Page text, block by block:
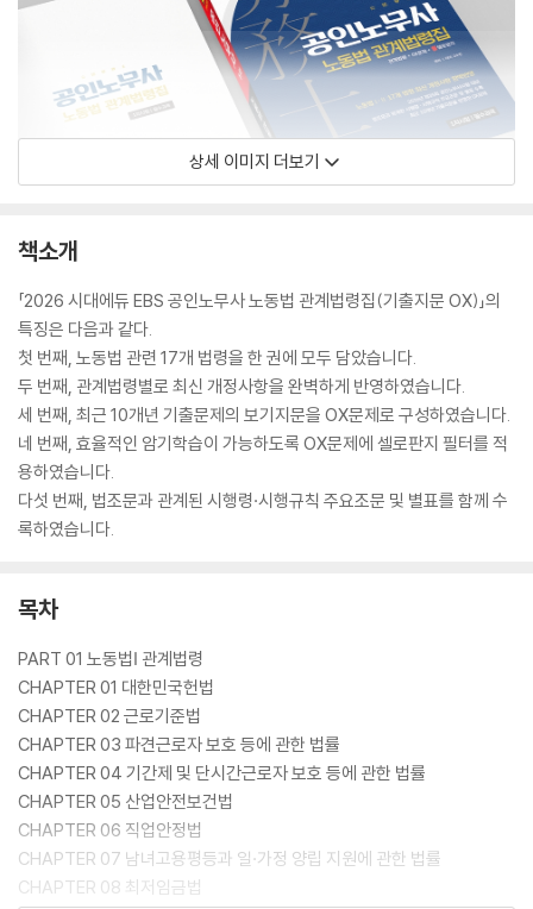
상세 이미지 더보기
책소개
「2026 시대에듀 EBS 공인노무사 노동법 관계법령집(기출지문 OX)」의
특징은 다음과 같다.
첫 번째, 노동법 관련 17개 법령을 한 권에 모두 담았습니다.
두 번째, 관계법령별로 최신 개정사항을 완벽하게 반영하였습니다.
세 번째, 최근 10개년 기출문제의 보기지문을 OX문제로 구성하였습니다.
네 번째, 효율적인 암기학습이 가능하도록 OX문제에 셀로판지 필터를 적
용하였습니다.
다섯 번째, 법조문과 관계된 시행령·시행규칙 주요조문 및 별표를 함께 수
록하였습니다.
목차
PART 01 노동법Ⅰ 관계법령
CHAPTER 01 대한민국헌법
CHAPTER 02 근로기준법
CHAPTER 03 파견근로자 보호 등에 관한 법률
CHAPTER 04 기간제 및 단시간근로자 보호 등에 관한 법률
CHAPTER 05 산업안전보건법
CHAPTER 06 직업안정법
CHAPTER 07 남녀고용평등과 일·가정 양립 지원에 관한 법률
CHAPTER 08 최저임금법